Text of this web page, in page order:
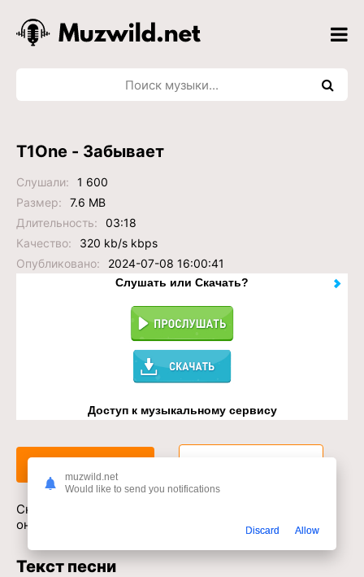
T1One - Забывает
Слушали:
1 600
Размер:
7.6 MB
Длительность:
03:18
Качество:
320 kb/s kbps
Опубликовано:
2024-07-08 16:00:41
Слушать или Скачать?
Доступ к музыкальному сервису
Скачать песню T1One - Забывает в mp3 или слушать
онлайн бесплатно
Текст песни
muzwild.net
Would like to send you notifications
Discard Allow